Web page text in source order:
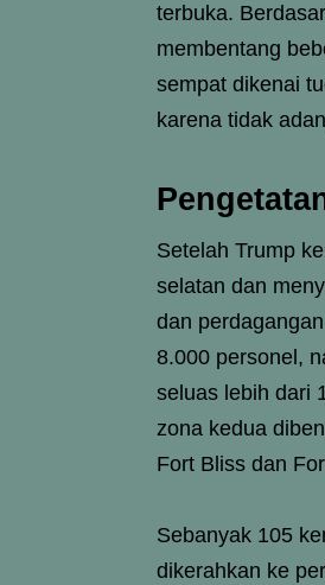
terbuka.
membentang
sempat dikenai
karena tidak
Setelah Trump
selatan dan
dan
8.000 personel,
seluas lebih dari
zona kedua
Fort Bliss dan
Sebanyak 105
dikerahkan ke